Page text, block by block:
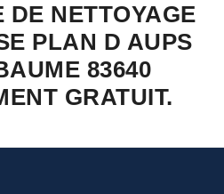
DE NETTOYAGE
PLAN D AUPS
83640
GRATUIT.